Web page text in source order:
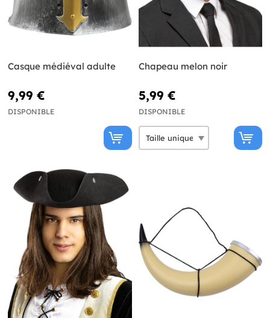
Casque médiéval adulte
9,99 €
DISPONIBLE
Chapeau melon noir
5,99 €
DISPONIBLE